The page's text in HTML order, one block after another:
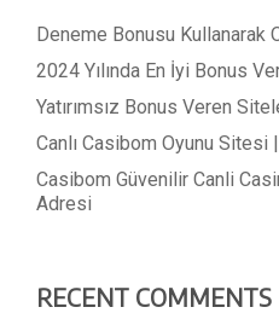
Deneme Bonusu Kullanarak
2024 Yılında En İyi Bonus
Yatırımsız Bonus Veren
Canlı Casibom Oyunu
Casibom Güvenilir Canli
Adresi
RECENT COMMENTS